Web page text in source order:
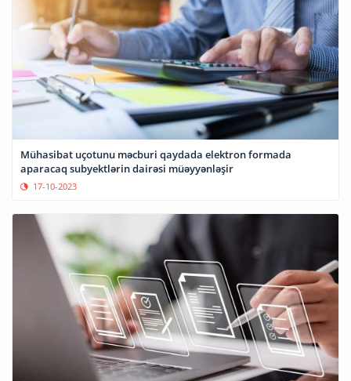
Mühasibat uçotunu məcburi qaydada elektron formada
aparacaq subyektlərin dairəsi müəyyənləşir
17-10-2023